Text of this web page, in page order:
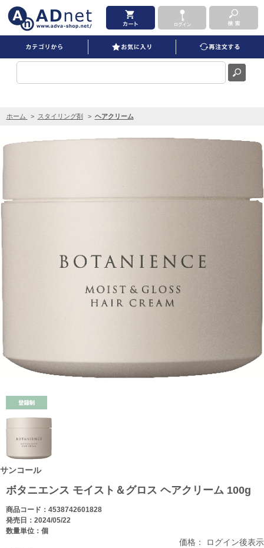
ホーム > スタイリング剤 > ヘアクリーム
サンコール
ボタニエンス モイスト＆グロス ヘアクリーム 100g
商品コード：4538742601828
発売日：2024/05/22
数量単位：個
価格： ログイン後表示